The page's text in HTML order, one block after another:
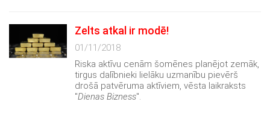
Zelts atkal ir modē!
01/11/2018
Riska aktīvu cenām šomēnes planējot zemāk,
tirgus dalībnieki lielāku uzmanību pievērš
drošā patvēruma aktīviem, vēsta laikraksts
"Dienas Bizness".